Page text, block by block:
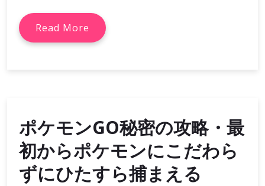
Read More
ポケモンGO秘密の攻略・最
初からポケモンにこだわら
ずにひたすら捕まえる